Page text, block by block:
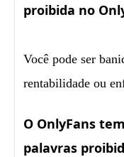
proibida no
Você pode ser
rentabilidade ou
O OnlyFans
palavras